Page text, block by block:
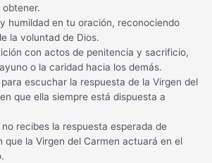
humildad en tu oración, reconociendo
la voluntad de Dios.
con actos de penitencia y sacrificio,
o la caridad hacia los demás.
escuchar la respuesta de la Virgen del
que ella siempre está dispuesta a
recibes la respuesta esperada de
que la Virgen del Carmen actuará en el